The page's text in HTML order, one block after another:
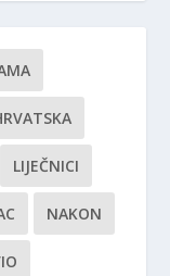
LIJEČNICI
NAKON